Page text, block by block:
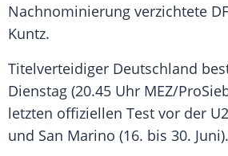
Nachnominierung verzichtete
Kuntz.
Titelverteidiger Deutschland
Dienstag (20.45 Uhr MEZ/
letzten offiziellen Test vor der
und San Marino (16. bis 30. Juni).